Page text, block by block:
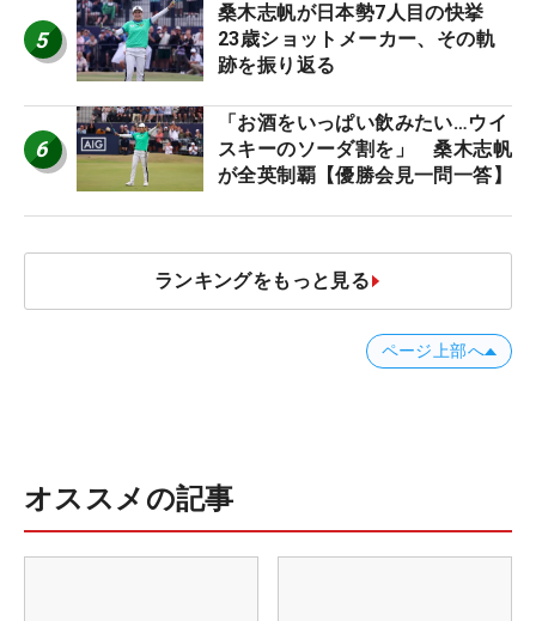
5
桑木志帆が日本勢7人目の快挙
23歳ショットメーカー、その軌
跡を振り返る
6
「お酒をいっぱい飲みたい…ウイ
スキーのソーダ割を」 桑木志帆
が全英制覇【優勝会見一問一答】
ランキングをもっと見る
ページ上部へ
オススメの記事